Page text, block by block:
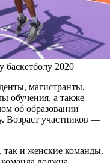
баскетболу 2020
магистранты,
обучения, а также
об образовании
Возраст участников —
и женские команды.